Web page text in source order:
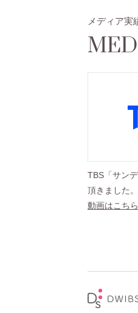
メディア実
TBS「サン
頂きました。
動画はこち